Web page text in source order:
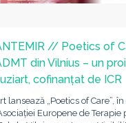
// Poetics of
din Vilnius – un
cofinanțat de ICR
lansează „Poetics of Care”,
Europene de Terapie